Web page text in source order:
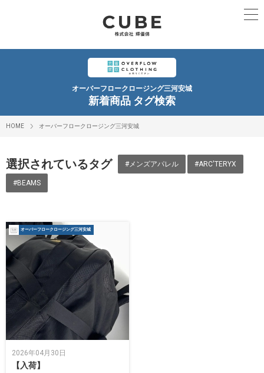
オーバーフロークロージング三河安城
新着商品 タグ検索
HOME オーバーフロークロージング三河安城
選択されているタグ #メンズアパレル #ARC'TERYX
#BEAMS
オーバーフロークロージング三河安城
2026年04月30日
【入荷】